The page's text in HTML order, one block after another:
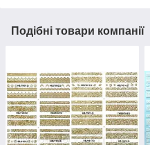
Подібні товари компанії